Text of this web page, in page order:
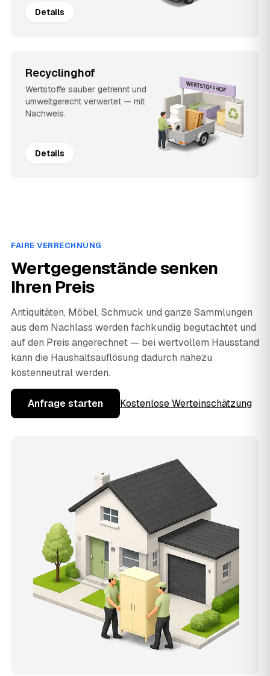
Details
Recyclinghof
Wertstoffe sauber getrennt und
umweltgerecht verwertet — mit
Nachweis.
Details
FAIRE VERRECHNUNG
Wertgegenstände senken
Ihren Preis
Antiquitäten, Möbel, Schmuck und ganze Sammlungen
aus dem Nachlass werden fachkundig begutachtet und
auf den Preis angerechnet — bei wertvollem Hausstand
kann die Haushaltsauflösung dadurch nahezu
kostenneutral werden.
Anfrage starten Kostenlose Werteinschätzung